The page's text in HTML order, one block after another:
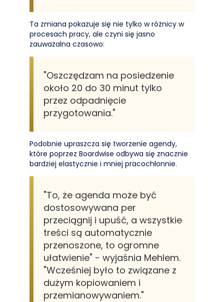
Ta zmiana pokazuje się nie tylko w różnicy w
procesach pracy, ale czyni się jasno
zauważalna czasowo:
"Oszczędzam na posiedzenie
około 20 do 30 minut tylko
przez odpadnięcie
przygotowania."
Podobnie upraszcza się tworzenie agendy,
które poprzez Boardwise odbywa się znacznie
bardziej elastycznie i mniej pracochłonnie.
"To, że agenda może być
dostosowywana per
przeciągnij i upuść, a wszystkie
treści są automatycznie
przenoszone, to ogromne
ułatwienie" - wyjaśnia Mehlem.
"Wcześniej było to związane z
dużym kopiowaniem i
przemianowywaniem."